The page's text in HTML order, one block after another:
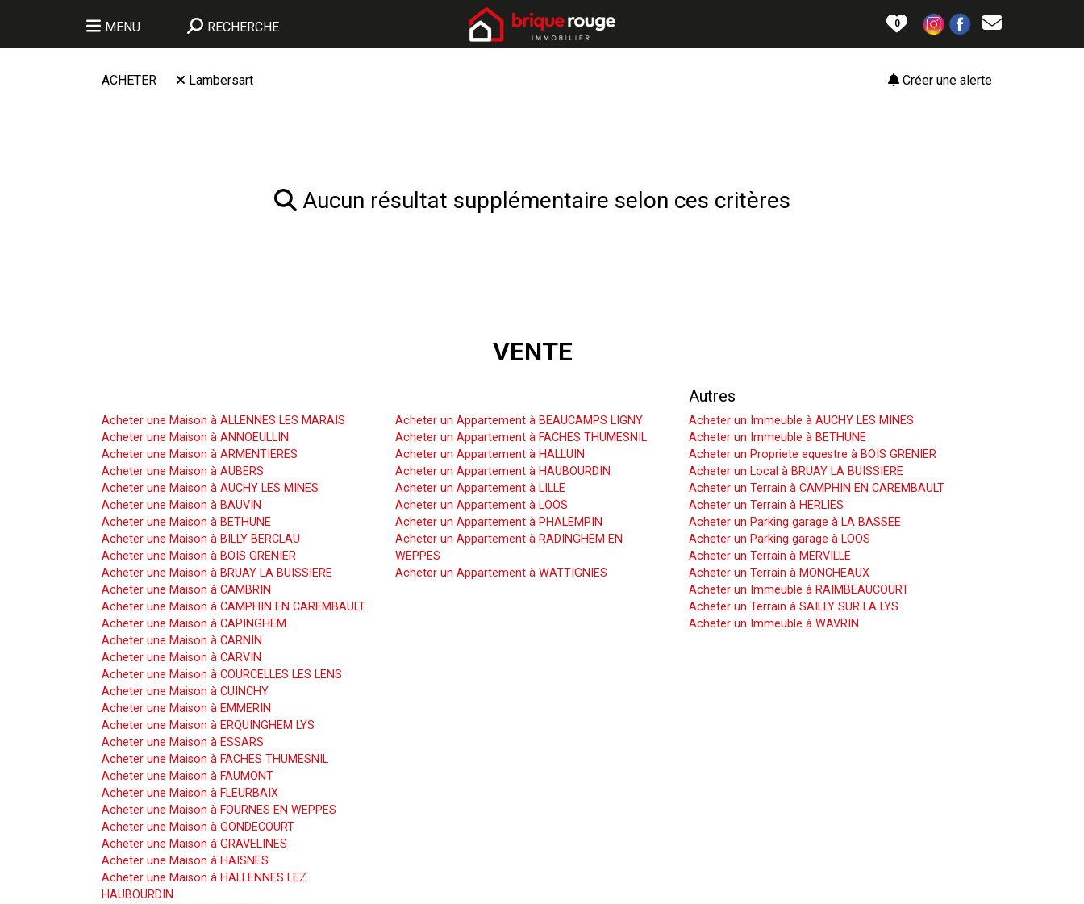
MENU RECHERCHE 0
Créer une alerte
ACHETER Lambersart
Aucun résultat supplémentaire selon ces critères
VENTE
Acheter une Maison à ALLENNES LES MARAIS
Acheter une Maison à ANNOEULLIN
Acheter une Maison à ARMENTIERES
Acheter une Maison à AUBERS
Acheter une Maison à AUCHY LES MINES
Acheter une Maison à BAUVIN
Acheter une Maison à BETHUNE
Acheter une Maison à BILLY BERCLAU
Acheter une Maison à BOIS GRENIER
Acheter une Maison à BRUAY LA BUISSIERE
Acheter une Maison à CAMBRIN
Acheter une Maison à CAMPHIN EN CAREMBAULT
Acheter une Maison à CAPINGHEM
Acheter une Maison à CARNIN
Acheter une Maison à CARVIN
Acheter une Maison à COURCELLES LES LENS
Acheter une Maison à CUINCHY
Acheter une Maison à EMMERIN
Acheter une Maison à ERQUINGHEM LYS
Acheter une Maison à ESSARS
Acheter une Maison à FACHES THUMESNIL
Acheter une Maison à FAUMONT
Acheter une Maison à FLEURBAIX
Acheter une Maison à FOURNES EN WEPPES
Acheter une Maison à GONDECOURT
Acheter une Maison à GRAVELINES
Acheter une Maison à HAISNES
Acheter une Maison à HALLENNES LEZ
HAUBOURDIN
Acheter un Appartement à BEAUCAMPS LIGNY
Acheter un Appartement à FACHES THUMESNIL
Acheter un Appartement à HALLUIN
Acheter un Appartement à HAUBOURDIN
Acheter un Appartement à LILLE
Acheter un Appartement à LOOS
Acheter un Appartement à PHALEMPIN
Acheter un Appartement à RADINGHEM EN
WEPPES
Acheter un Appartement à WATTIGNIES
Autres
Acheter un Immeuble à AUCHY LES MINES
Acheter un Immeuble à BETHUNE
Acheter un Propriete equestre à BOIS GRENIER
Acheter un Local à BRUAY LA BUISSIERE
Acheter un Terrain à CAMPHIN EN CAREMBAULT
Acheter un Terrain à HERLIES
Acheter un Parking garage à LA BASSEE
Acheter un Parking garage à LOOS
Acheter un Terrain à MERVILLE
Acheter un Terrain à MONCHEAUX
Acheter un Immeuble à RAIMBEAUCOURT
Acheter un Terrain à SAILLY SUR LA LYS
Acheter un Immeuble à WAVRIN